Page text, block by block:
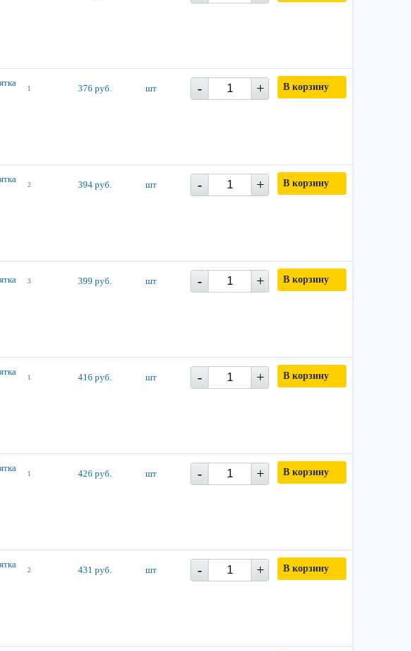
1 376 руб. шт - + В корзину
2 394 руб. шт - + В корзину
3 399 руб. шт - + В корзину
1 416 руб. шт - + В корзину
1 426 руб. шт - + В корзину
2 431 руб. шт - + В корзину